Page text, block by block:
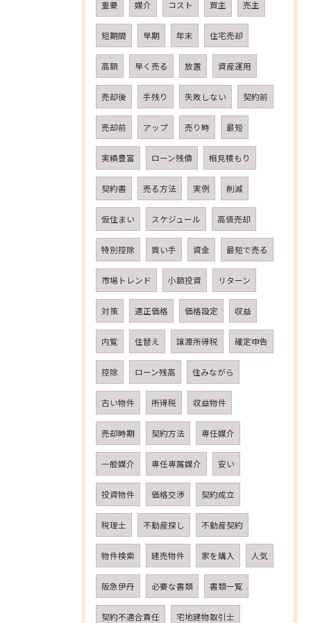
重要 媒介 コスト 買主 売主
短期間 早期 年末 住宅売却
高額 早く売る 放置 資産運用
売却後 手残り 失敗しない 契約前
売却前 アップ 売り時 最短
実績豊富 ローン残債 相見積もり
契約書 売る方法 実例 削減
仮住まい スケジュール 高値売却
特別控除 買い手 資金 最短で売る
市場トレンド 小額投資 リターン
対策 適正価格 価格設定 収益
内覧 住替え 譲渡所得税 確定申告
控除 ローン残高 住みながら
古い物件 所得税 収益物件
売却時期 契約方法 専任媒介
一般媒介 専任専属媒介 安い
投資物件 価格交渉 契約成立
税理士 不動産探し 不動産契約
物件検索 建売物件 家を購入 人気
阪急伊丹 必要な書類 書類一覧
契約不適合責任 宅地建物取引士